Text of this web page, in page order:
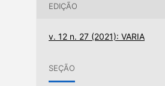
EDIÇÃO
v. 12 n. 27 (2021): VARIA
SEÇÃO